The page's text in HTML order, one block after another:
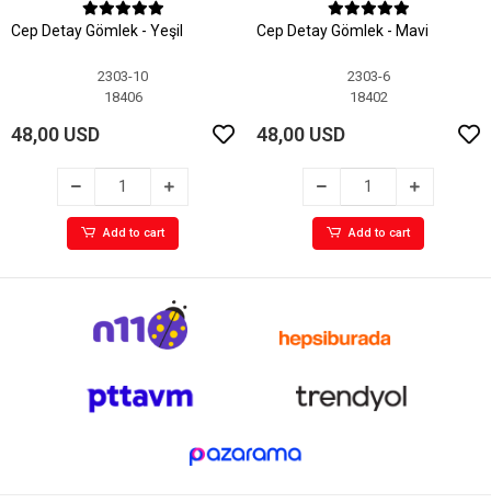
Cep Detay Gömlek - Yeşil
2303-10
18406
48,00 USD
Add to cart
Cep Detay Gömlek - Mavi
2303-6
18402
48,00 USD
Add to cart